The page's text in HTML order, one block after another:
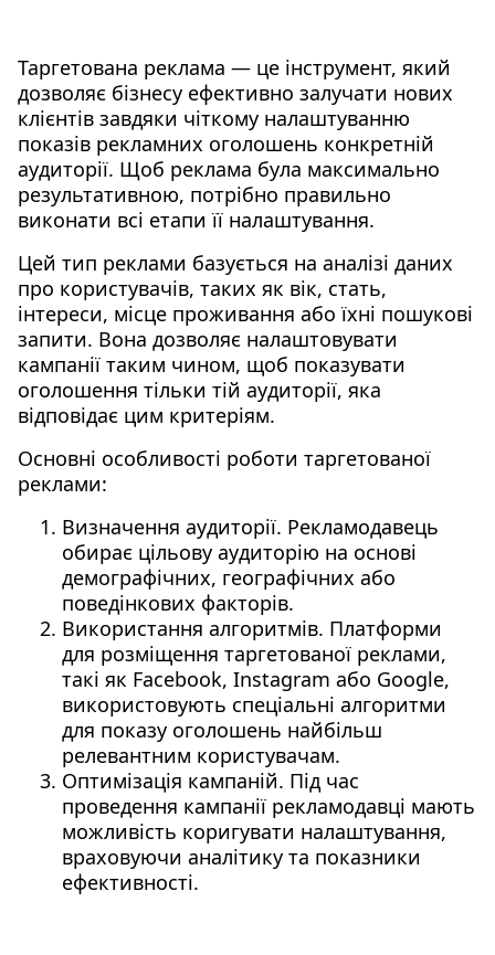
Таргетована реклама — це інструмент, який
дозволяє бізнесу ефективно залучати нових
клієнтів завдяки чіткому налаштуванню
показів рекламних оголошень конкретній
аудиторії. Щоб реклама була максимально
результативною, потрібно правильно
виконати всі етапи її налаштування.
Цей тип реклами базується на аналізі даних
про користувачів, таких як вік, стать,
інтереси, місце проживання або їхні пошукові
запити. Вона дозволяє налаштовувати
кампанії таким чином, щоб показувати
оголошення тільки тій аудиторії, яка
відповідає цим критеріям.
Основні особливості роботи таргетованої
реклами:
Визначення аудиторії. Рекламодавець
обирає цільову аудиторію на основі
демографічних, географічних або
поведінкових факторів.
Використання алгоритмів. Платформи
для розміщення таргетованої реклами,
такі як Facebook, Instagram або Google,
використовують спеціальні алгоритми
для показу оголошень найбільш
релевантним користувачам.
Оптимізація кампаній. Під час
проведення кампанії рекламодавці мають
можливість коригувати налаштування,
враховуючи аналітику та показники
ефективності.